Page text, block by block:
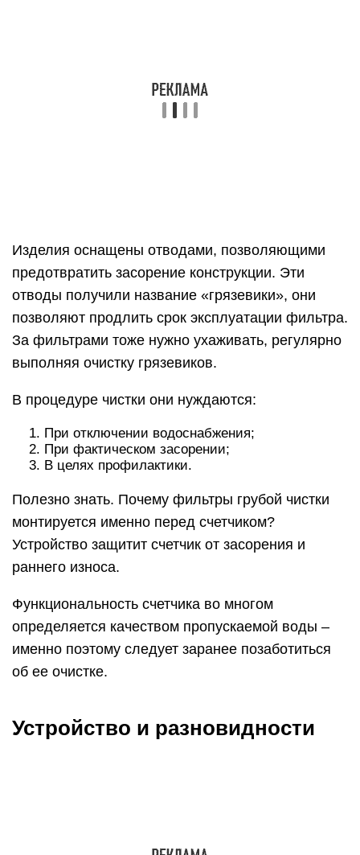
Изделия оснащены отводами, позволяющими
предотвратить засорение конструкции. Эти
отводы получили название «грязевики», они
позволяют продлить срок эксплуатации фильтра.
За фильтрами тоже нужно ухаживать, регулярно
выполняя очистку грязевиков.
В процедуре чистки они нуждаются:
При отключении водоснабжения;
При фактическом засорении;
В целях профилактики.
Полезно знать. Почему фильтры грубой чистки
монтируется именно перед счетчиком?
Устройство защитит счетчик от засорения и
раннего износа.
Функциональность счетчика во многом
определяется качеством пропускаемой воды –
именно поэтому следует заранее позаботиться
об ее очистке.
Устройство и разновидности